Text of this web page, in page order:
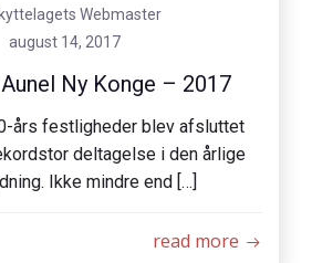
Webmaster
august 14, 2017
Ny Konge – 2017
års festligheder blev afsluttet
deltagelse i den årlige
Ikke mindre end […]
read more